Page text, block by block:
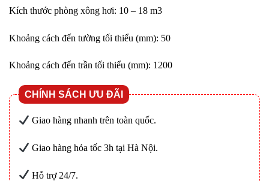
Kích thước phòng xông hơi: 10 – 18 m3
Khoảng cách đến tường tối thiểu (mm): 50
Khoảng cách đến trần tối thiểu (mm): 1200
CHÍNH SÁCH ƯU ĐÃI
Giao hàng nhanh trên toàn quốc.
Giao hàng hỏa tốc 3h tại Hà Nội.
Hỗ trợ 24/7.